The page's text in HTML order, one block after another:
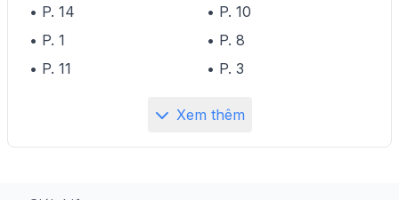
• P. 14
• P. 10
• P. 1
• P. 8
• P. 11
• P. 3
Xem thêm